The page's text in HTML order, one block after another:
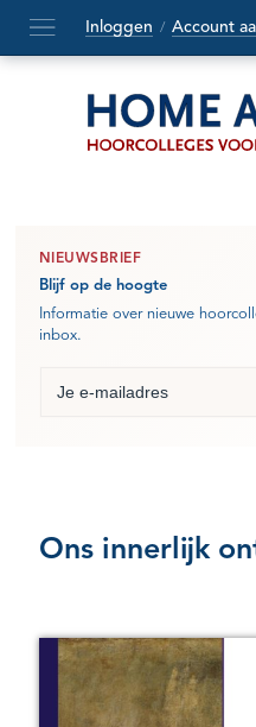
Hoofdmenu
openen
Inloggen / Account
NIEUWSBRIEF
Blijf op de hoogte
Informatie over nieuwe
inbox.
Ons innerlijk